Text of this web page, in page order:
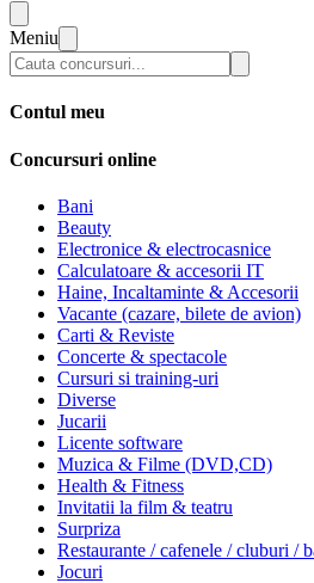
Meniu
Contul meu
Concursuri online
Bani
Beauty
Electronice & electrocasnice
Calculatoare & accesorii IT
Haine, Incaltaminte & Accesorii
Vacante (cazare, bilete de avion)
Carti & Reviste
Concerte & spectacole
Cursuri si training-uri
Diverse
Jucarii
Licente software
Muzica & Filme (DVD,CD)
Health & Fitness
Invitatii la film & teatru
Surpriza
Restaurante / cafenele / cluburi /
Jocuri